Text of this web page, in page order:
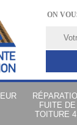
ON
FUITE DE
TOITURE